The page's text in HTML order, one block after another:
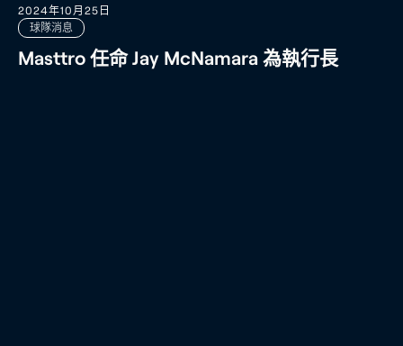
2024年10月25日
球隊消息
Masttro 任命 Jay McNamara 為執行長